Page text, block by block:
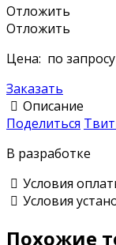
Отложить
Отложить
Цена: по запросу
Заказать
Описание
Поделиться
В разработке
Условия
Условия
Похожие